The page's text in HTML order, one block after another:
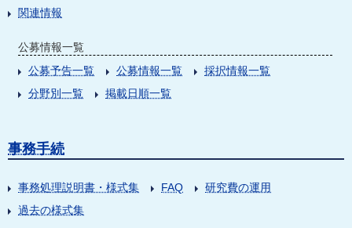
関連情報
公募情報一覧
公募予告一覧
公募情報一覧
採択情報一覧
分野別一覧
掲載日順一覧
事務手続
事務処理説明書・様式集 FAQ
研究費の運用
過去の様式集